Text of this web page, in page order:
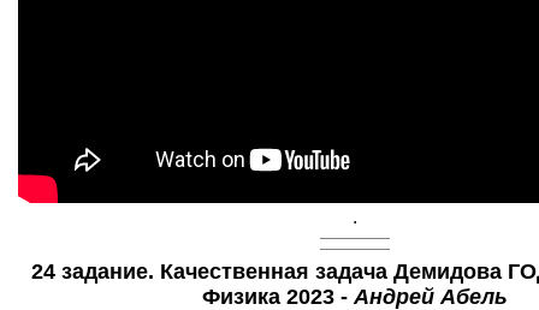
.
24 задание. Качественная задача Демидова
Физика 2023 -Андрей Абель